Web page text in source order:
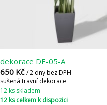
dekorace DE-05-A
650 Kč / 2 dny bez DPH
sušená travní dekorace
12 ks skladem
12 ks celkem k dispozici